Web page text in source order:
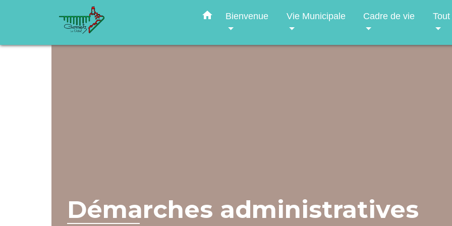
home Bienvenue Vie Municipale Cadre de vie
Démarches administratives